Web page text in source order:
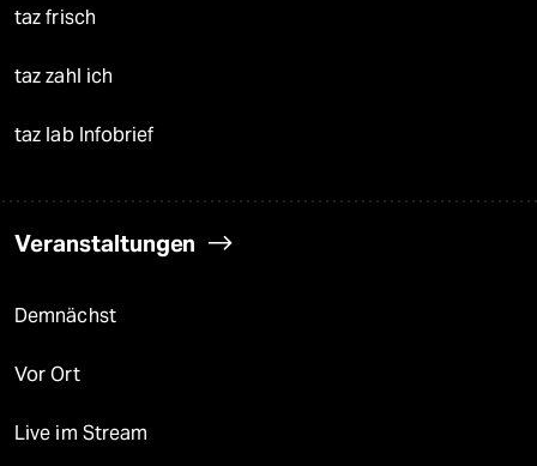
taz frisch
taz zahl ich
taz lab Infobrief
Veranstaltungen
Demnächst
Vor Ort
Live im Stream